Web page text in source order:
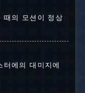
때의 모션이 정상
터에의 대미지에